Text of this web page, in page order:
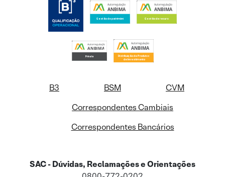
B3 BSM
CVM
Correspondentes Cambiais
Correspondentes Bancários
SAC - Dúvidas, Reclamações e Orientações